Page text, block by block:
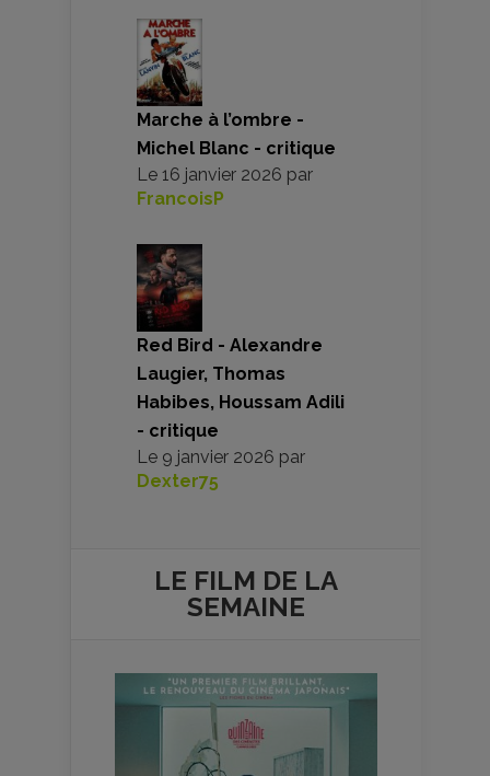
Marche à l’ombre -
Michel Blanc - critique
Le 16 janvier 2026 par
FrancoisP
Red Bird - Alexandre
Laugier, Thomas
Habibes, Houssam Adili
- critique
Le 9 janvier 2026 par
Dexter75
LE FILM DE LA
SEMAINE